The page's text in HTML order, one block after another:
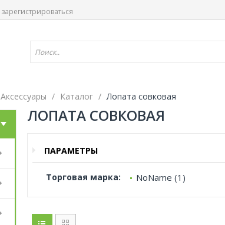
зарегистрироваться
Аксессуары Каталог Лопата совковая
ЛОПАТА СОВКОВАЯ
ПАРАМЕТРЫ
Торговая марка: NoName (1)